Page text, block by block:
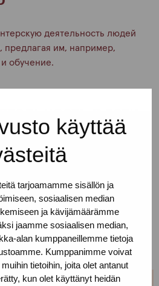
käyttää
tarjoamamme sisällön ja
sosiaalisen median
ja kävijämäärämme
jaamme sosiaalisen median,
alan kumppaneillemme tietoja
Kumppanimme voivat
tietoihin, joita olet antanut
kun olet käyttänyt heidän
деятельность людей
предлагая им, например,
обучение.
в сети
деятельности в онлайн-среде
услуги)
онлайн-деятельности
языке.